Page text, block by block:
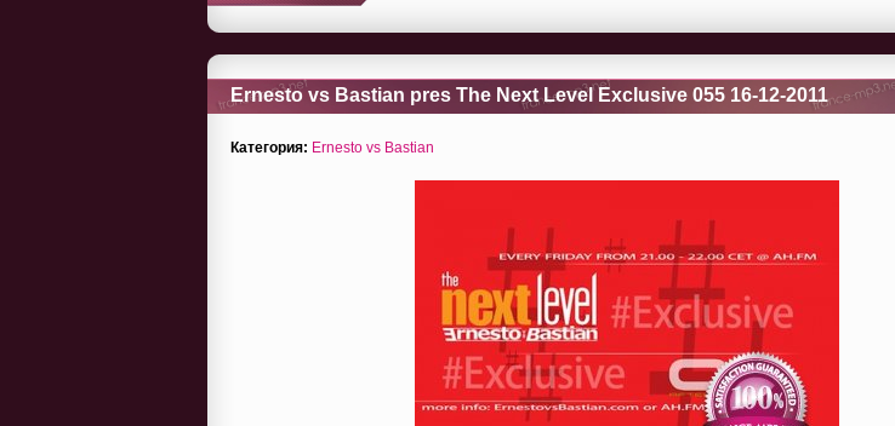
Ernesto vs Bastian pres The Next Level Exclusive 055 16-12-2011
Категория: Ernesto vs Bastian